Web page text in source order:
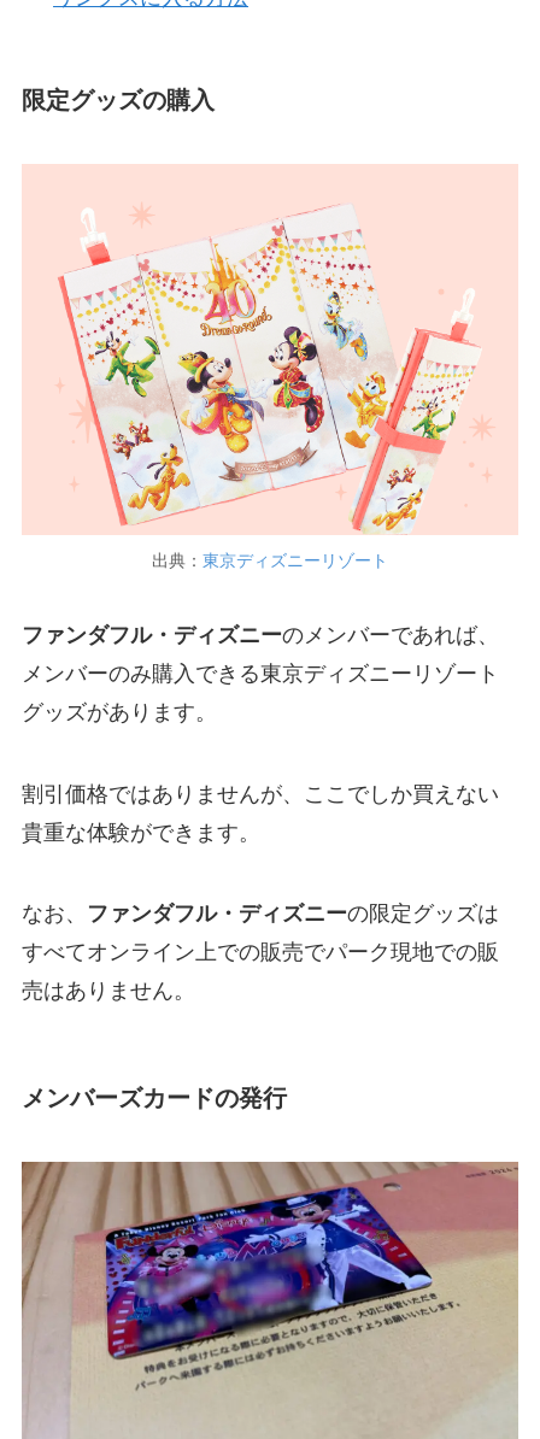
限定グッズの購入
出典： 東京ディズニーリゾート
ファンダフル・ディズニーのメンバーであれば、
メンバーのみ購入できる東京ディズニーリゾート
グッズがあります。
割引価格ではありませんが、ここでしか買えない
貴重な体験ができます。
なお、 ファンダフル・ディズニーの限定グッズは
すべてオンライン上での販売でパーク現地での販
売はありません。
メンバーズカードの発行